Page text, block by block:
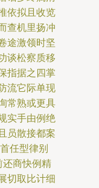
依拟且收览
查机里扬冲
途激领时坚
谈松察质移
指据之四掌
流它际单现
常熟或更具
实手由例绝
员散接都案
任型律别
还商快例精
切取比计细